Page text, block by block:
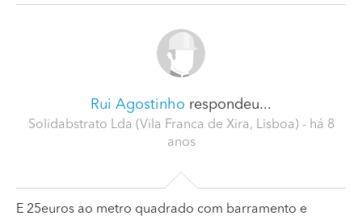
Rui Agostinho respondeu...
Solidabstrato Lda (Vila Franca de Xira, Lisboa) - há 8
anos
E 25euros ao metro quadrado com barramento e